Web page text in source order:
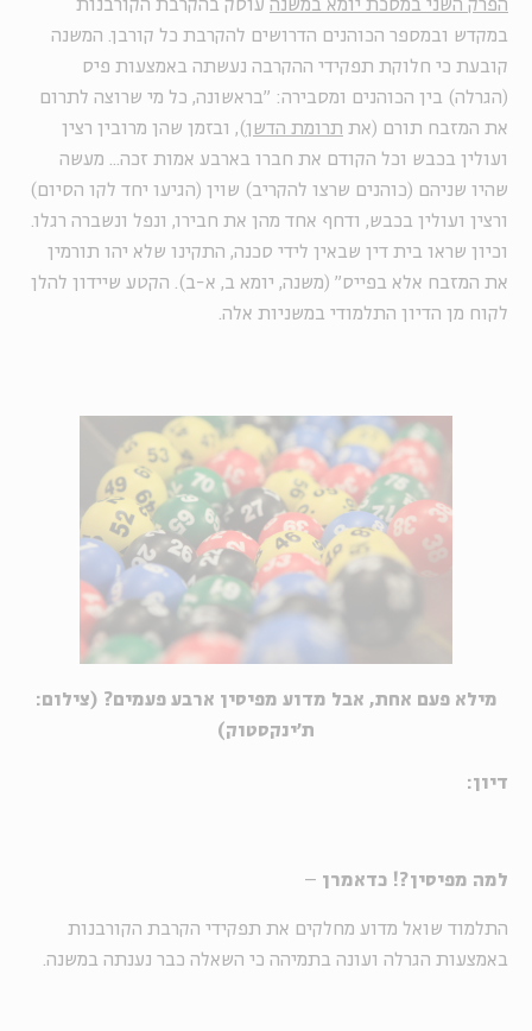
הפרק השני במסכת יומא במשנה עוסק בהקרבת הקורבנות
במקדש ובמספר הכוהנים הדרושים להקרבת כל קורבן. המשנה
קובעת כי חלוקת תפקידי ההקרבה נעשתה באמצעות פיס
(הגרלה) בין הכוהנים ומסבירה: "בראשונה, כל מי שרוצה לתרום
את המזבח תורם (את תרומת הדשן), ובזמן שהן מרובין רצין
ועולין בכבש וכל הקודם את חברו בארבע אמות זכה... מעשה
שהיו שניהם (כוהנים שרצו להקריב) שוין (הגיעו יחד לקו הסיום)
ורצין ועולין בכבש, ודחף אחד מהן את חבירו, ונפל ונשברה רגלו.
וכיון שראו בית דין שבאין לידי סכנה, התקינו שלא יהו תורמין
את המזבח אלא בפייס" (משנה, יומא ב, א-ב). הקטע שיידון להלן
לקוח מן הדיון התלמודי במשניות אלה.
מילא פעם אחת, אבל מדוע מפיסין ארבע פעמים? (צילום:
ת'ינקסטוק)
דיון:
למה מפיסין?! כדאמרן –
התלמוד שואל מדוע מחלקים את תפקידי הקרבת הקורבנות
באמצעות הגרלה ועונה בתמיהה כי השאלה כבר נענתה במשנה.